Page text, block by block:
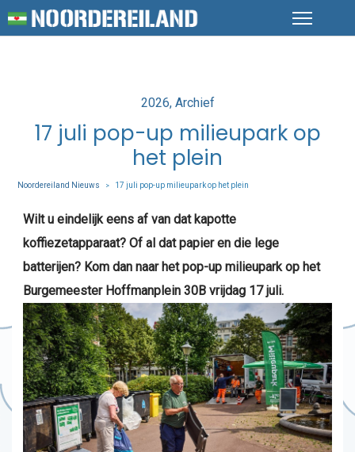
Posted
2026 Archief
17 juli pop-up milieupark op
het plein
Noordereiland Nieuws > 17 juli pop-up milieupark op het plein
Wilt u eindelijk eens af van dat kapotte
koffiezetapparaat? Of al dat papier en die lege
batterijen? Kom dan naar het pop-up milieupark op het
Burgemeester Hoffmanplein 30B vrijdag 17 juli.